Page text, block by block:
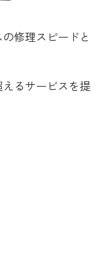
修理スピードと
るサービスを提